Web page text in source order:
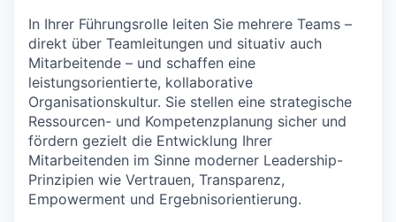
In Ihrer Führungsrolle leiten Sie mehrere Teams –
direkt über Teamleitungen und situativ auch
Mitarbeitende – und schaffen eine
leistungsorientierte, kollaborative
Organisationskultur. Sie stellen eine strategische
Ressourcen- und Kompetenzplanung sicher und
fördern gezielt die Entwicklung Ihrer
Mitarbeitenden im Sinne moderner Leadership-
Prinzipien wie Vertrauen, Transparenz,
Empowerment und Ergebnisorientierung.